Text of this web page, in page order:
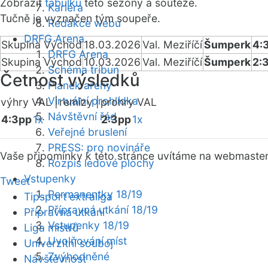
Kariéra
Redakce webu
DRFG Arena
DRFG Arena
Schéma tribun
Plánek areny
Virtuální prohlídka
Návštěvní řád
Veřejné bruslení
PRESS: pro novináře
Rozpis ledové plochy
Vstupenky
Permanentky 18/19
Přípravná utkání 18/19
Vstupenky 18/19
Uvolňování míst
Zvýhodněné
Zobrazit tabulku této sezóny a soutěže.
Tučně je vyznačen tým soupeře.
Skupina Východ18.03.2026Val. MeziříčíŠumperk
Skupina Východ 10.03.2026Val. MeziříčíŠumperk
Četnost výsledků
výhry VAL |remízy |prohry VAL
4:3pp1x 2:3pp1x
Vaše připomínky k této stránce uvítáme na webmaster
Tweet
Tipsport extraliga
Přípravná utkání
Liga mistrů
Univerzitní souboj
Návštěvnost